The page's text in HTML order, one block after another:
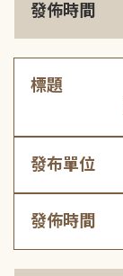
發佈時間
標題
發布單位
發佈時間